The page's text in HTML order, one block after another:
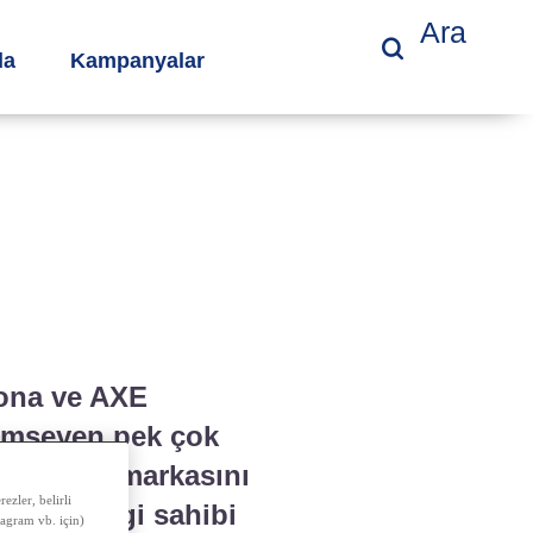
Kampanyalar
Ara
ve AXE
pek çok
markasını
bilgi sahibi
belirli
vb. için)